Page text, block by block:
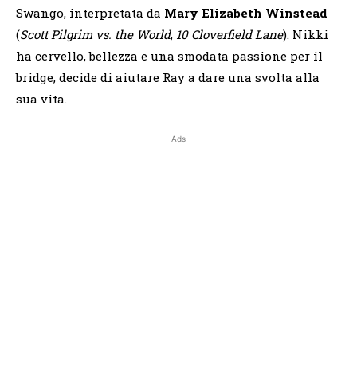
Swango, interpretata da Mary Elizabeth Winstead
(Scott Pilgrim vs. the World, 10 Cloverfield Lane). Nikki
ha cervello, bellezza e una smodata passione per il
bridge, decide di aiutare Ray a dare una svolta alla
sua vita.
Ads